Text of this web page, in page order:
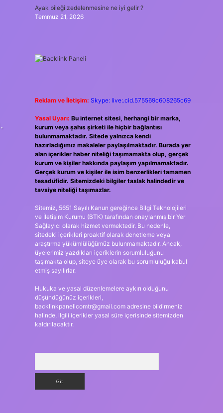
Ayak bileği zedelenmesine ne iyi gelir ?
Temmuz 21, 2026
Reklam ve İletişim: Skype: live:.cid.575569c608265c69
Yasal Uyarı: Bu internet sitesi, herhangi bir marka,
kurum veya şahıs şirketi ile hiçbir bağlantısı
bulunmamaktadır. Sitede yalnızca kendi
hazırladığımız makaleler paylaşılmaktadır. Burada yer
alan içerikler haber niteliği taşımamakta olup, gerçek
kurum ve kişiler hakkında paylaşım yapılmamaktadır.
Gerçek kurum ve kişiler ile isim benzerlikleri tamamen
tesadüfidir. Sitemizdeki bilgiler taslak halindedir ve
tavsiye niteliği taşımazlar.
Sitemiz, 5651 Sayılı Kanun gereğince Bilgi Teknolojileri
ve İletişim Kurumu (BTK) tarafından onaylanmış bir Yer
Sağlayıcı olarak hizmet vermektedir. Bu nedenle,
sitedeki içerikleri proaktif olarak denetleme veya
araştırma yükümlülüğümüz bulunmamaktadır. Ancak,
üyelerimiz yazdıkları içeriklerin sorumluluğunu
taşımakta olup, siteye üye olarak bu sorumluluğu kabul
etmiş sayılırlar.
Hukuka ve yasal düzenlemelere aykırı olduğunu
düşündüğünüz içerikleri,
backlinkpanelicomtr@gmail.comadresine bildirmeniz
halinde, ilgili içerikler yasal süre içerisinde sitemizden
kaldırılacaktır.